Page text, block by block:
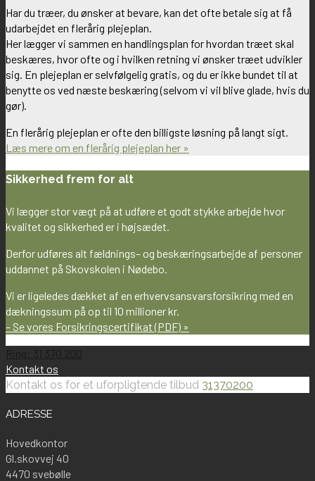
Har du træer, du ønsker at bevare, kan det ofte betale sig at få
udarbejdet en flerårig plejeplan.
Her lægger vi sammen en handlingsplan for hvordan træet skal
beskæres, hvor ofte og i hvilken retning vi ønsker træet udvikler
sig. En plejeplan er selvfølgelig gratis, og du er ikke bundet til at
benytte os ved næste beskæring (selvom vi vil blive glade, hvis du
gør).
En flerårig plejeplan er ofte den billigste løsning på langt sigt.
Læs mere om en flerårig plejeplan her »
Sikkerhed frem for alt
Vi lægger stor vægt på at udføre et godt stykke arbejde hvor
kvalitet og sikkerhed er i højsædet.
Derfor udføres alt fældnings– og beskæringsarbejde af personer
uddannet på Skovskolen i Nødebo.
Vi er ligeledes dækket af en erhvervsansvarsforsikring med en
dækningssum på op til 10 millioner kr.
– Se vores Forsikringscertifikat (PDF) »
Kontakt os
Kontakt os for et uforpligtende tilbud 31370200
ADRESSE
Hovedkontor
Gl.skovvej 40
4470 svebølle